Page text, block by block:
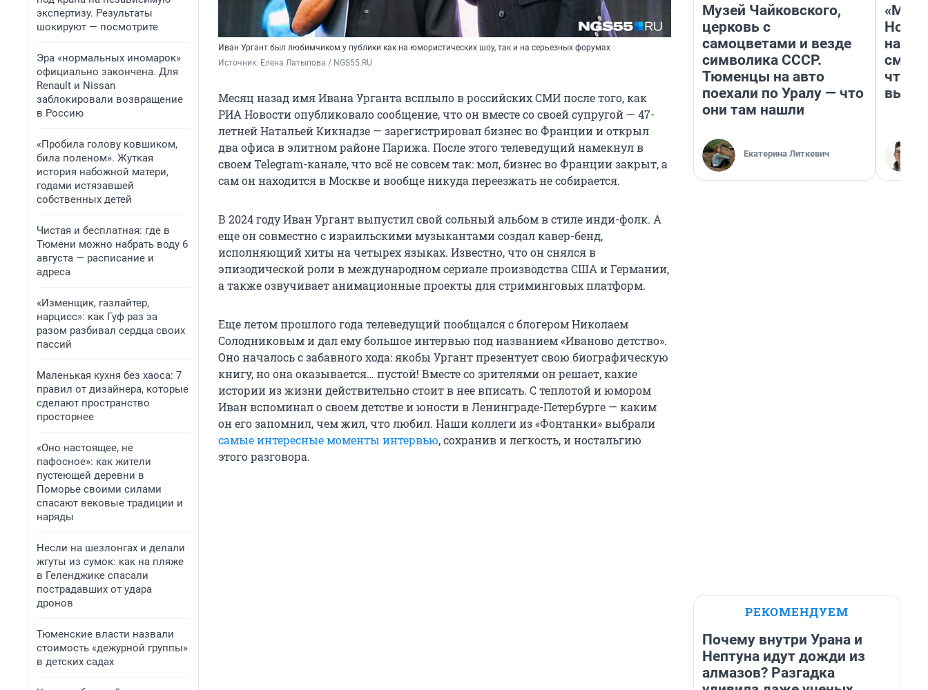
экспертизу. Результаты
шокируют — посмотрите
Эра «нормальных иномарок»
официально закончена. Для
Renault и Nissan
заблокировали возвращение
в Россию
«Пробила голову ковшиком,
била поленом». Жуткая
история набожной матери,
годами истязавшей
собственных детей
Чистая и бесплатная: где в
Тюмени можно набрать воду 6
августа — расписание и
адреса
«Изменщик, газлайтер,
нарцисс»: как Гуф раз за
разом разбивал сердца своих
пассий
Маленькая кухня без хаоса: 7
правил от дизайнера, которые
сделают пространство
просторнее
«Оно настоящее, не
пафосное»: как жители
пустеющей деревни в
Поморье своими силами
спасают вековые традиции и
наряды
Несли на шезлонгах и делали
жгуты из сумок: как на пляже
в Геленджике спасали
пострадавших от удара
дронов
Тюменские власти назвали
стоимость «дежурной группы»
в детских садах
Иван Ургант был любимчиком у публики как на юмористических шоу, так и на серьезных форумах
Источник: Елена Латыпова / NGS55.RU
Месяц назад имя Ивана Урганта всплыло в российских СМИ после того, как
РИА Новости опубликовало сообщение, что он вместе со своей супругой — 47-
летней Натальей Кикнадзе — зарегистрировал бизнес во Франции и открыл
два офиса в элитном районе Парижа. После этого телеведущий намекнул в
своем Telegram-канале, что всё не совсем так: мол, бизнес во Франции закрыт, а
сам он находится в Москве и вообще никуда переезжать не собирается.
В 2024 году Иван Ургант выпустил свой сольный альбом в стиле инди-фолк. А
еще он совместно с израильскими музыкантами создал кавер-бенд,
исполняющий хиты на четырех языках. Известно, что он снялся в
эпизодической роли в международном сериале производства США и Германии,
а также озвучивает анимационные проекты для стриминговых платформ.
Еще летом прошлого года телеведущий пообщался с блогером Николаем
Солодниковым и дал ему большое интервью под названием «Иваново детство».
Оно началось с забавного хода: якобы Ургант презентует свою биографическую
книгу, но она оказывается… пустой! Вместе со зрителями он решает, какие
истории из жизни действительно стоит в нее вписать. С теплотой и юмором
Иван вспоминал о своем детстве и юности в Ленинграде-Петербурге — каким
он его запомнил, чем жил, что любил. Наши коллеги из «Фонтанки» выбрали
самые интересные моменты интервью, сохранив и легкость, и ностальгию
этого разговора.
Музей Чайковского,
церковь с
самоцветами и везде
символика СССР.
Тюменцы на авто
поехали по Уралу — что
они там нашли
Екатерина Литкевич
«Мы
РЕКОМЕНДУЕМ
Почему внутри Урана и
Нептуна идут дожди из
алмазов? Разгадка